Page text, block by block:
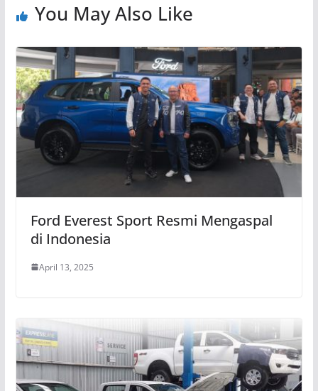
You May Also Like
Ford Everest Sport Resmi Mengaspal
di Indonesia
April 13, 2025